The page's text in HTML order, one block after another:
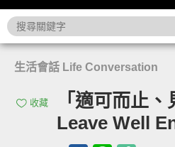
生活會話 Life Conversation
收藏
「適可而止
Leave Well